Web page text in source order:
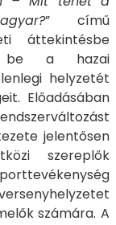
” című
áttekintésbe
be a hazai
helyzetét
Előadásában
jelentősen
szereplők
számára. A